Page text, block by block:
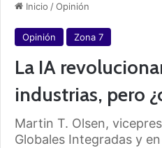
Inicio /Opinión
Opinión Zona 7
La IA
industrias, pero
Martin T. Olsen,
Globales Integradas y